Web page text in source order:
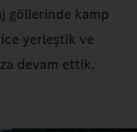
göllerinde kamp
yerleştik ve
devam ettik.